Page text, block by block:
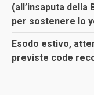
(all’insaputa della
per sostenere lo
Esodo estivo,
previste code